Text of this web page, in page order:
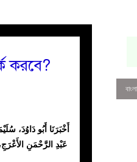
করবে?
أَخْبَرَنَا أَبُو
عَبْدِ الرَّحْمَنِ